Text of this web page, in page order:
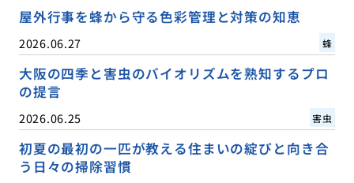
屋外行事を蜂から守る色彩管理と対策の知恵
2026.06.27 蜂
大阪の四季と害虫のバイオリズムを熟知するプロ
の提言
2026.06.25 害虫
初夏の最初の一匹が教える住まいの綻びと向き合
う日々の掃除習慣